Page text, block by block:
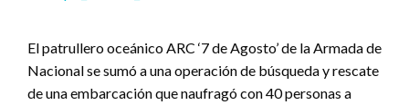
El patrullero oceánico ARC ‘7 de Agosto’ de la Armada de
Nacional se sumó a una operación de búsqueda y rescate
de una embarcación que naufragó con 40 personas a